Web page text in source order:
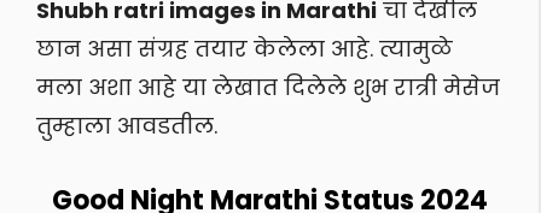
Shubh ratri images in Marathi चा देखील
छान असा संग्रह तयार केलेला आहे. त्यामुळे
मला अशा आहे या लेखात दिलेले शुभ रात्री मेसेज
तुम्हाला आवडतील.
Good Night Marathi Status 2024